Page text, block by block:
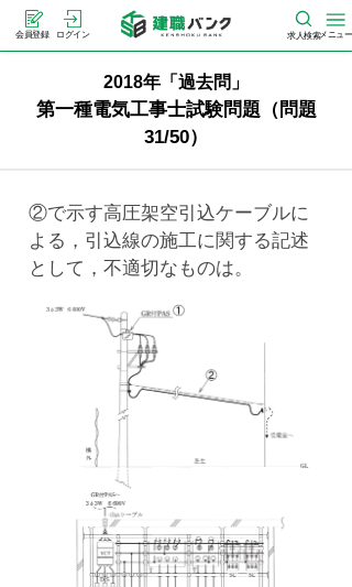
会員登録 ログイン 求人検索メニュー
2018年「過去問」
第一種電気工事士試験問題（問題
31/50）
②で示す高圧架空引込ケーブルに
よる，引込線の施工に関する記述
として，不適切なものは。